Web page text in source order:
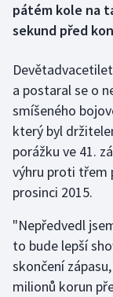
Florbal
Golf
Gymnastika
Házená
Judo
Krasobruslení
pátém kole na
sekund před
a postaral se o
smíšeného
který byl
porážku ve 41.
výhru proti třem
prosinci 2015.
"Nepředvedl
to bude lepší
skončení
milionů korun